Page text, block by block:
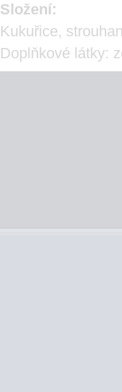
Složení:
Kukuřice,
Doplňkové látky: